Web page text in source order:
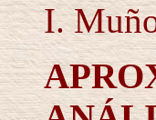
I.